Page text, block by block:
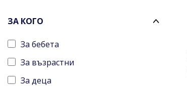
ЗА КОГО
За бебета
За възрастни
За деца